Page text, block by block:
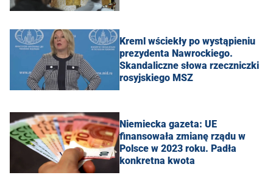
Kreml wściekły po wystąpieniu
prezydenta Nawrockiego.
Skandaliczne słowa rzeczniczki
rosyjskiego MSZ
Niemiecka gazeta: UE
finansowała zmianę rządu w
Polsce w 2023 roku. Padła
konkretna kwota